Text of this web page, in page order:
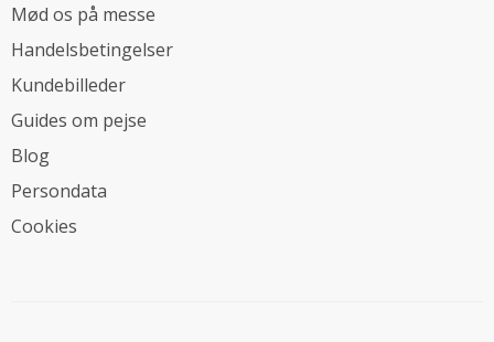
Mød os på messe
Handelsbetingelser
Kundebilleder
Guides om pejse
Blog
Persondata
Cookies